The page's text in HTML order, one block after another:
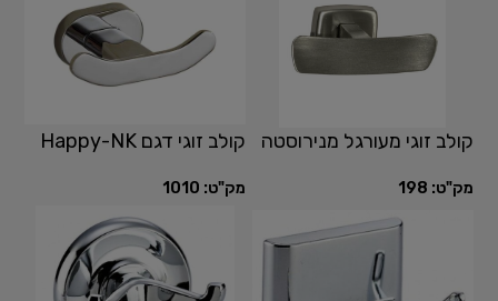
קולב זוגי מעורגל מנירוסטה
מק"ט: 198
קולב זוגי דגם Happy-NK
מק"ט: 1010